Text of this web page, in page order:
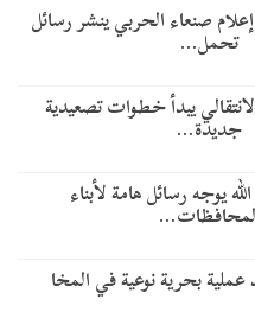
صنعاء الحربي ينشر رسائل
تحمل…
يبدأ خطوات تصعيدية
جديدة…
يوجه رسائل هامة لأبناء
بحرية نوعية في المخا